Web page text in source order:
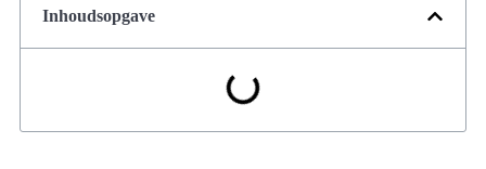
Inhoudsopgave